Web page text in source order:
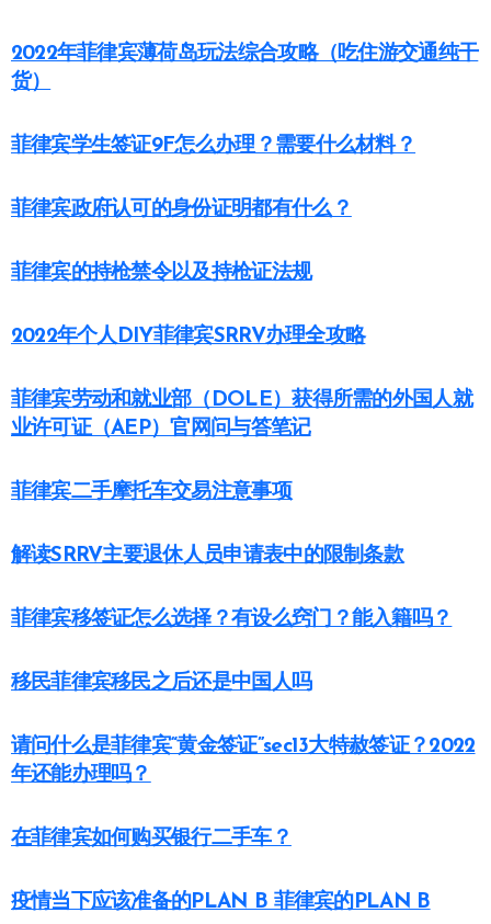
2022年菲律宾薄荷岛玩法综合攻略（吃住游交通纯干
货）
菲律宾学生签证9F怎么办理？需要什么材料？
菲律宾政府认可的身份证明都有什么？
菲律宾的持枪禁令以及持枪证法规
2022年个人DIY菲律宾SRRV办理全攻略
菲律宾劳动和就业部（DOLE）获得所需的外国人就
业许可证（AEP）官网问与答笔记
菲律宾二手摩托车交易注意事项
解读SRRV主要退休人员申请表中的限制条款
菲律宾移签证怎么选择？有设么窍门？能入籍吗？
移民菲律宾移民之后还是中国人吗
请问什么是菲律宾“黄金签证”sec13大特赦签证？2022
年还能办理吗？
在菲律宾如何购买银行二手车？
疫情当下应该准备的PLAN B 菲律宾的PLAN B